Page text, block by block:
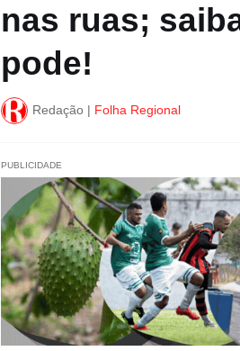
nas ruas;
pode!
Redação | Folha Regional
PUBLICIDADE